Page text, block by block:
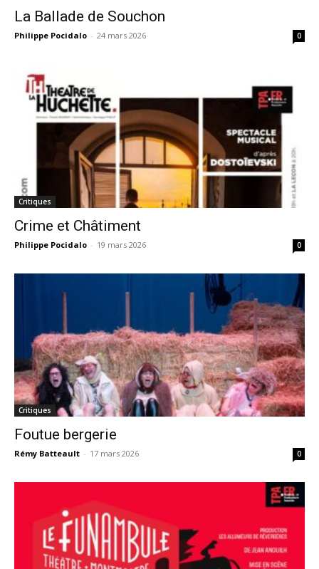
La Ballade de Souchon
Philippe Pocidalo - 24 mars 2026 0
Critiques
Crime et Châtiment
Philippe Pocidalo - 19 mars 2026 0
Critiques
Foutue bergerie
Rémy Batteault - 17 mars 2026 0